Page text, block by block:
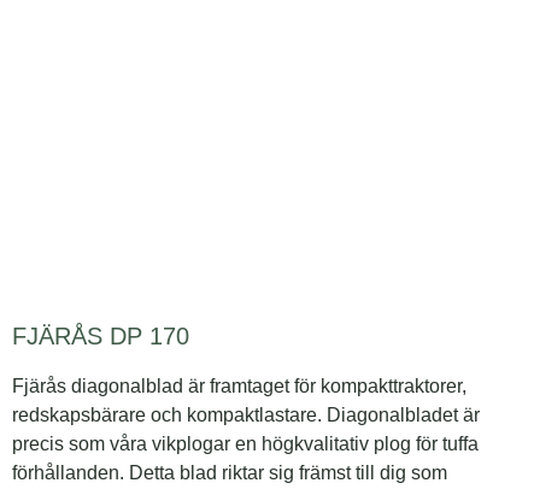
FJÄRÅS DP 170
Fjärås diagonalblad är framtaget för kompakttraktorer,
redskapsbärare och kompaktlastare. Diagonalbladet är
precis som våra vikplogar en högkvalitativ plog för tuffa
förhållanden. Detta blad riktar sig främst till dig som